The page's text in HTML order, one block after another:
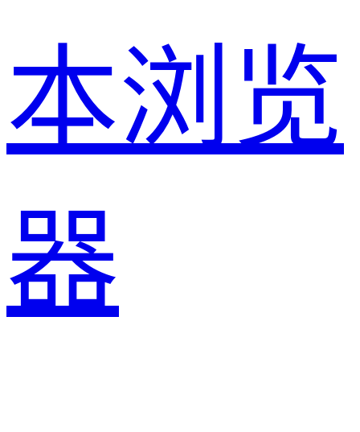
本浏览
器